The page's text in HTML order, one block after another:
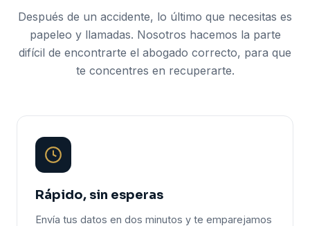
Después de un accidente, lo último que necesitas es
papeleo y llamadas. Nosotros hacemos la parte
difícil de encontrarte el abogado correcto, para que
te concentres en recuperarte.
Rápido, sin esperas
Envía tus datos en dos minutos y te emparejamos